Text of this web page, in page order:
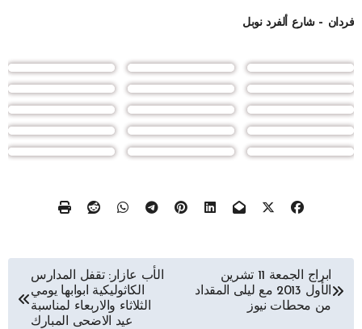
فردان – شارع ألفرد نوبل
تصفّح
المقالات
ابراج الجمعة 11 تشرين
الأول 2013 مع ليلى المقداد
من محطات نيوز
الأب عازار: تقفل المدارس
الكاثوليكية ابوابها يومي
الثلاثاء والاربعاء لمناسبة
عيد الاضحى المبارك